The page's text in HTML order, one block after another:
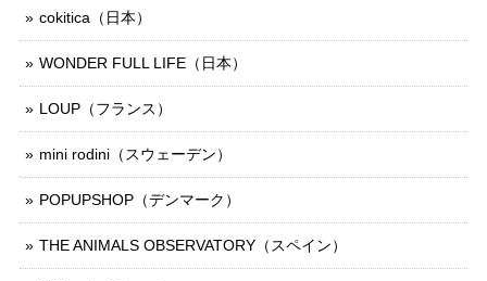
cokitica（日本）
WONDER FULL LIFE（日本）
LOUP（フランス）
mini rodini（スウェーデン）
POPUPSHOP（デンマーク）
THE ANIMALS OBSERVATORY（スペイン）